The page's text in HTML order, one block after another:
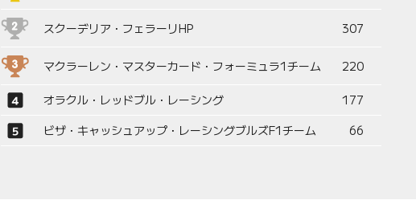
スクーデリア・フェラーリHP 307
マクラーレン・マスターカード・フォーミュラ1チーム 220
オラクル・レッドブル・レーシング
177
ビザ・キャッシュアップ・レーシングブルズF1チーム
66